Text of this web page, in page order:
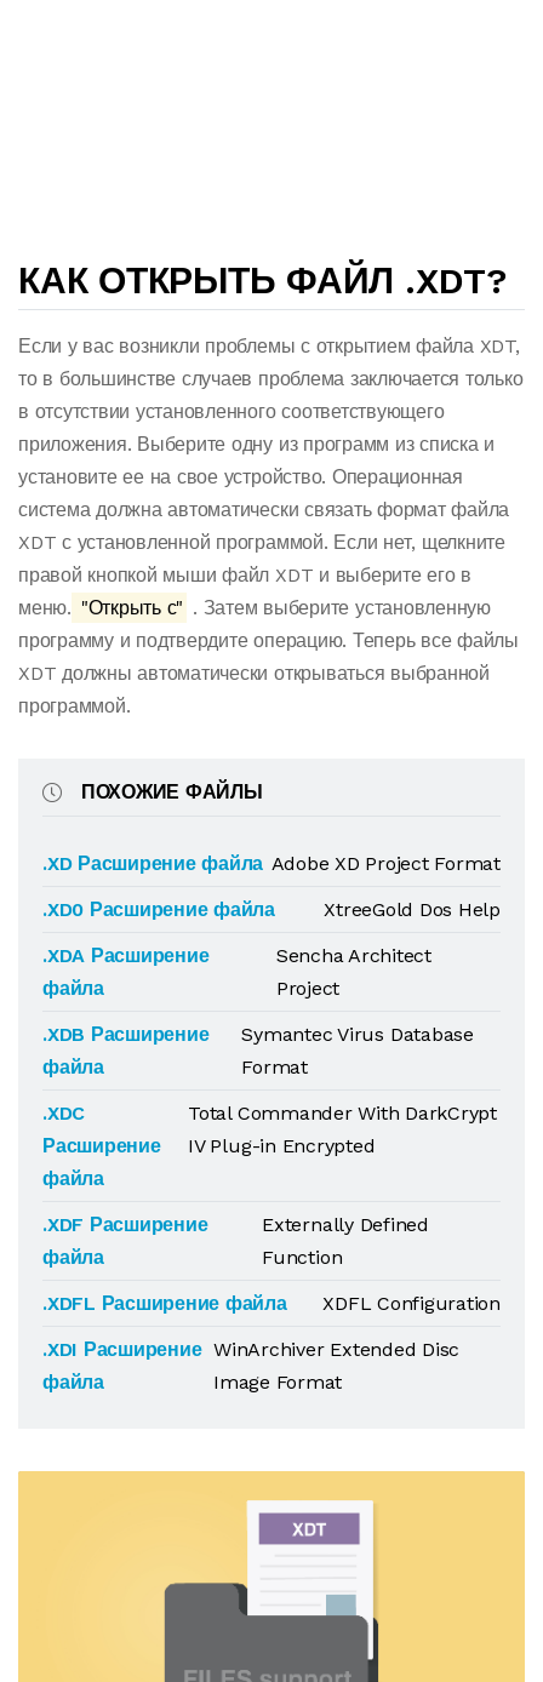
КАК ОТКРЫТЬ ФАЙЛ .XDT?
Если у вас возникли проблемы с открытием файла XDT,
то в большинстве случаев проблема заключается только
в отсутствии установленного соответствующего
приложения. Выберите одну из программ из списка и
установите ее на свое устройство. Операционная
система должна автоматически связать формат файла
XDT с установленной программой. Если нет, щелкните
правой кнопкой мыши файл XDT и выберите его в
меню. "Открыть с" . Затем выберите установленную
программу и подтвердите операцию. Теперь все файлы
XDT должны автоматически открываться выбранной
программой.
ПОХОЖИЕ ФАЙЛЫ
.XD Расширение файла Adobe XD Project Format
.XD0 Расширение файла
XtreeGold Dos Help
.XDA Расширение
файла
Sencha Architect
Project
.XDB Расширение
файла
Symantec Virus Database
Format
.XDC
Расширение
файла
Total Commander With DarkCrypt
IV Plug-in Encrypted
.XDF Расширение
файла
Externally Defined
Function
.XDFL Расширение файла
XDFL Configuration
.XDI Расширение
файла
WinArchiver Extended Disc
Image Format